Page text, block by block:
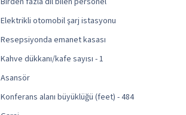
Elektrikli otomobil şarj istasyonu
Resepsiyonda emanet kasası
Kahve dükkanı/kafe sayısı - 1
Asansör
Konferans alanı büyüklüğü (feet) - 484